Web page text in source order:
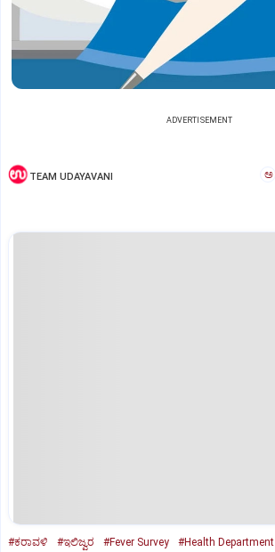
ADVERTISEMENT
TEAM UDAYAVANI ಅ
#ಕರಾವಳಿ #ಇಲಿಜ್ವರ #Fever Survey #Health Department